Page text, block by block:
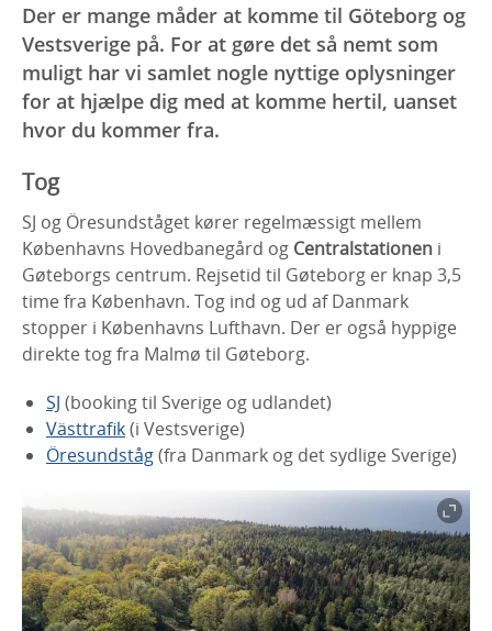
Der er mange måder at komme til Göteborg og
Vestsverige på. For at gøre det så nemt som
muligt har vi samlet nogle nyttige oplysninger
for at hjælpe dig med at komme hertil, uanset
hvor du kommer fra.
Tog
SJ og Öresundståget kører regelmæssigt mellem
Københavns Hovedbanegård og Centralstationen i
Gøteborgs centrum. Rejsetid til Gøteborg er knap 3,5
time fra København. Tog ind og ud af Danmark
stopper i Københavns Lufthavn. Der er også hyppige
direkte tog fra Malmø til Gøteborg.
SJ (booking til Sverige og udlandet)
Västtrafik(i Vestsverige)
Öresundståg(fra Danmark og det sydlige Sverige)